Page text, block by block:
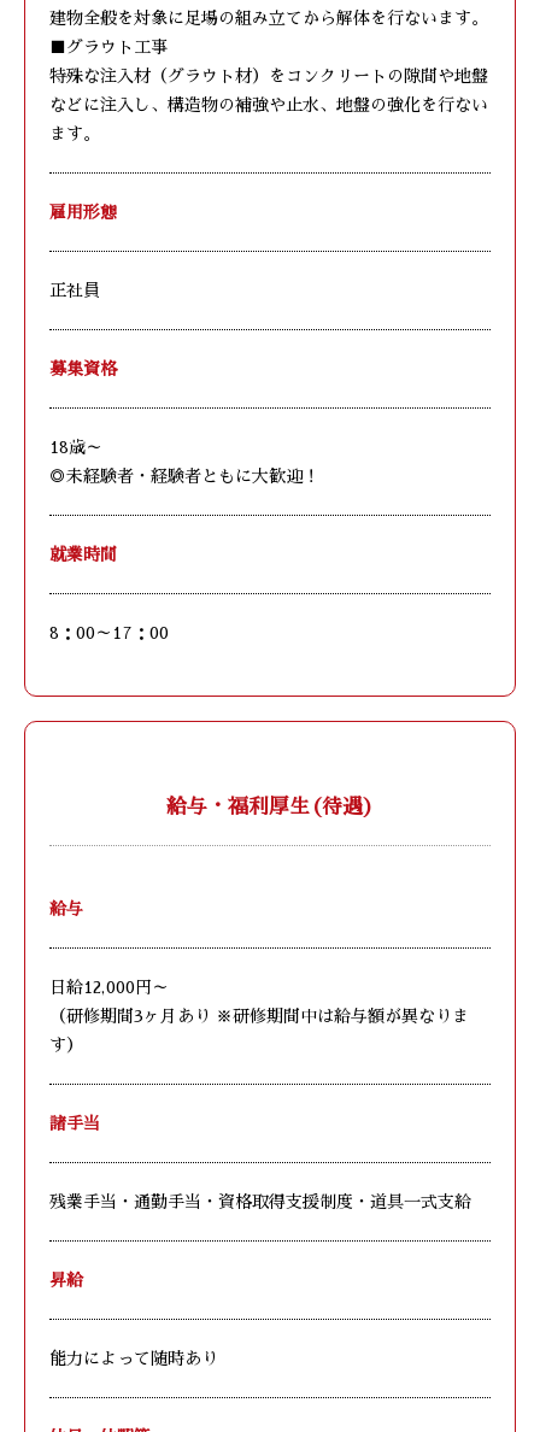
建物全般を対象に足場の組み立てから解体を行ないます。
■グラウト工事
特殊な注入材（グラウト材）をコンクリートの隙間や地盤
などに注入し、構造物の補強や止水、地盤の強化を行ない
ます。
雇用形態
正社員
募集資格
18歳～
◎未経験者・経験者ともに大歓迎！
就業時間
8：00～17：00
給与・福利厚生(待遇)
給与
日給12,000円～
（研修期間3ヶ月あり ※研修期間中は給与額が異なりま
す）
諸手当
残業手当・通勤手当・資格取得支援制度・道具一式支給
昇給
能力によって随時あり